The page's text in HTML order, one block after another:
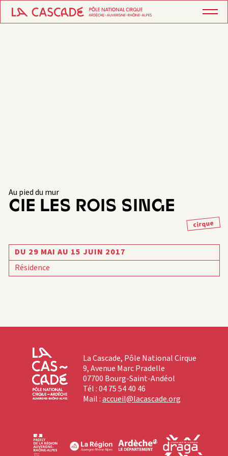
Au pied du mur
CIE LES ROIS SINGE
cirque
DU 29 MAI AU 15 JUIN 2017
Résidence
La Cascade, Pôle National Cirque
9, Avenue Marc Pradelle
07700 Bourg-Saint-Andéol
Tél : 04 75 54 40 46
Mail :accueil@lacascade.org